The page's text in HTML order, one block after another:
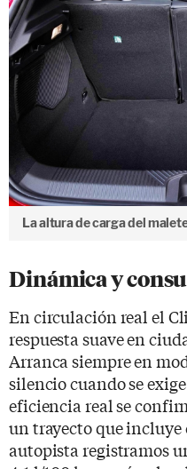
La altura de carga del
Dinámica y
En circulación real el
respuesta suave en
Arranca siempre en
silencio cuando se
eficiencia real se
un trayecto que incluye
autopista registramos